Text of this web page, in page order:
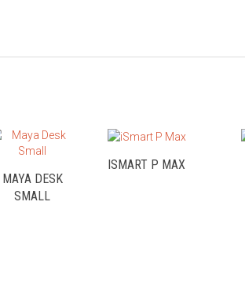
MAYA DESK
SMALL
ISMART P MAX